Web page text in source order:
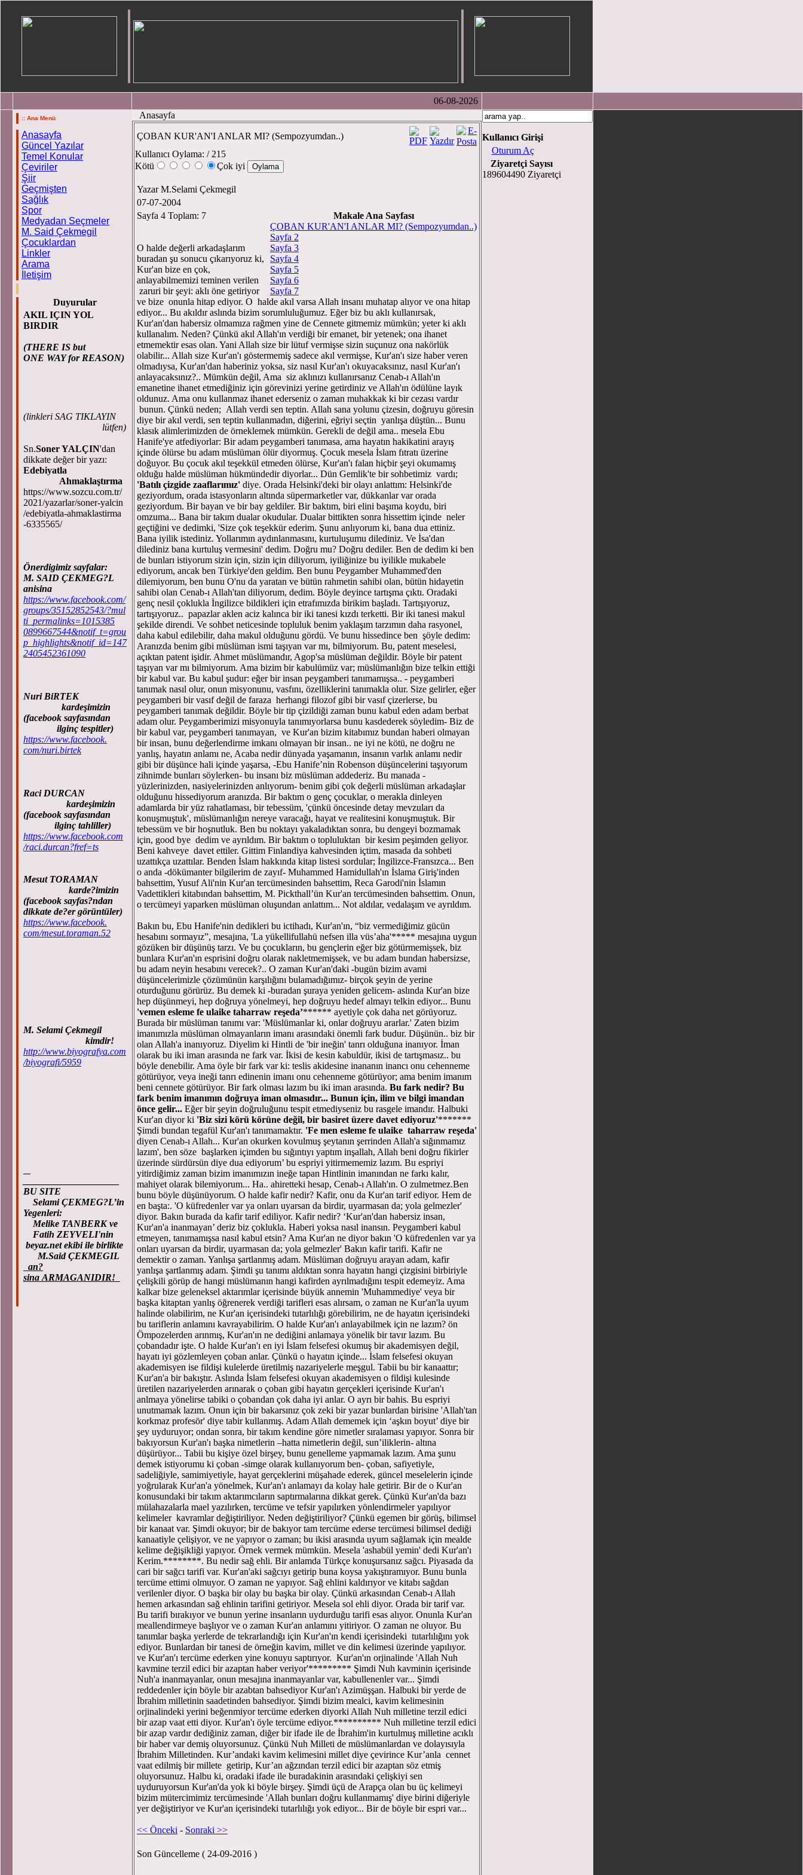
06-08-2026
:: Ana Menü
Anasayfa
Güncel Yazılar
Temel Konular
Çeviriler
Şiir
Geçmişten
Sağlık
Spor
Medyadan Seçmeler
M. Said Çekmegil
Çocuklardan
Linkler
Arama
İletişim
Duyurular
AKIL IÇIN YOL
BIRDIR
(THERE IS but
ONE WAY for REASON)
(linkleri SAG TIKLAYIN
lütfen)
Sn.Soner YALÇIN'dan
dikkate değer bir yazı:
Edebiyatla
Ahmaklaştırma
https://www.sozcu.com.tr/
2021/yazarlar/soner-yalcin
/edebiyatla-ahmaklastirma
-6335565/
Önerdigimiz sayfalar:
M. SAID ÇEKMEG?L
anisina
https://www.facebook.com/
groups/35152852543/?mul
ti_permalinks=1015385
0899667544&notif_t=grou
p_highlights&notif_id=147
2405452361090
Nuri BiRTEK
kardeşimizin
(facebook sayfasından
ilginç tespitler)
https://www.facebook.
com/nuri.birtek
Raci DURCAN
kardeşimizin
(facebook sayfasından
ilginç tahliller)
https://www.facebook.com
/raci.durcan?fref=ts
Mesut TORAMAN
karde?imizin
(facebook sayfas?ndan
dikkate de?er görüntüler)
https://www.facebook.
com/mesut.toraman.52
M. Selami Çekmegil
kimdir!
http://www.biyografya.com
/biyografi/5959
BU SITE
Selami ÇEKMEG?L’in
Yegenleri:
Melike TANBERK ve
Fatih ZEYVELI'nin
beyaz.net ekibi ile birlikte
M.Said ÇEKMEGIL
an?
sina ARMAGANIDIR!
Anasayfa
ÇOBAN KUR'AN'I ANLAR MI? (Sempozyumdan..)
Kullanıcı Oylama: / 215
Kötü
Çok iyi
Yazar M.Selami Çekmegil
07-07-2004
Makale Ana Sayfası
ÇOBAN KUR'AN'I ANLAR MI? (Sempozyumdan..)
Sayfa 2
Sayfa 3
Sayfa 4
Sayfa 5
Sayfa 6
Sayfa 7
Sayfa 4 Toplam: 7
O halde değerli arkadaşlarım
buradan şu sonucu çıkarıyoruz ki,
Kur'an bize en çok,
anlayabilmemizi teminen verilen
zaruri bir şeyi: aklı öne getiriyor
ve bize onunla hitap ediyor. O halde akıl varsa Allah insanı muhatap alıyor ve ona hitap
ediyor... Bu akıldır aslında bizim sorumluluğumuz. Eğer biz bu aklı kullanırsak,
Kur'an'dan habersiz olmamıza rağmen yine de Cennete gitmemiz mümkün; yeter ki aklı
kullanalım. Neden? Çünkü akıl Allah'ın verdiği bir emanet, bir yetenek; ona ihanet
etmemektir esas olan. Yani Allah size bir lütuf vermişse sizin suçunuz ona nakörlük
olabilir... Allah size Kur'an'ı göstermemiş sadece akıl vermişse, Kur'an'ı size haber veren
olmadıysa, Kur'an'dan haberiniz yoksa, siz nasıl Kur'an'ı okuyacaksınız, nasıl Kur'an'ı
anlayacaksınız?.. Mümkün değil, Ama siz aklınızı kullanırsanız Cenab-ı Allah'ın
emanetine ihanet etmediğiniz için görevinizi yerine getirdiniz ve Allah'ın ödülüne layık
oldunuz. Ama onu kullanmaz ihanet ederseniz o zaman muhakkak ki bir cezası vardır
bunun. Çünkü neden; Allah verdi sen teptin. Allah sana yolunu çizesin, doğruyu göresin
diye bir akıl verdi, sen teptin kullanmadın, diğerini, eğriyi seçtin yanlışa düştün... Bunu
klasık alimlerimizden de örneklemek mümkün. Gerekli de değil ama.. mesela Ebu
Hanife'ye atfediyorlar: Bir adam peygamberi tanımasa, ama hayatın hakikatini arayış
içinde ölürse bu adam müslüman ölür diyormuş. Çocuk mesela İslam fıtratı üzerine
doğuyor. Bu çocuk akıl teşekkül etmeden ölürse, Kur'an'ı falan hiçbir şeyi okumamış
olduğu halde müslüman hükmündedir diyorlar... Dün Gemlik'te bir sohbetimiz vardı;
'Batılı çizgide zaaflarımız' diye. Orada Helsinki'deki bir olayı anlattım: Helsinki'de
geziyordum, orada istasyonların altında süpermarketler var, dükkanlar var orada
geziyordum. Bir bayan ve bir bay geldiler. Bir baktım, biri elini başıma koydu, biri
omzuma... Bana bir takım dualar okudular. Dualar bittikten sonra hissettim içinde neler
geçtiğini ve dedimki, 'Size çok teşekkür ederim. Şunu anlıyorum ki, bana dua ettiniz.
Bana iyilik istediniz. Yollarımın aydınlanmasını, kurtuluşumu dilediniz. Ve İsa'dan
dilediniz bana kurtuluş vermesini' dedim. Doğru mu? Doğru dediler. Ben de dedim ki ben
de bunları istiyorum sizin için, sizin için diliyorum, iyiliğinize bu iyilikle mukabele
ediyorum, ancak ben Türkiye'den geldim. Ben bunu Peygamber Muhammed'den
dilemiyorum, ben bunu O'nu da yaratan ve bütün rahmetin sahibi olan, bütün hidayetin
sahibi olan Cenab-ı Allah'tan diliyorum, dedim. Böyle deyince tartışma çıktı. Oradaki
genç nesil çoklukla İngilizce bildikleri için etrafımızda birikim başladı. Tartışıyoruz,
tartışıyoruz.. papazlar aklen aciz kalınca bir iki tanesi kızdı terketti. Bir iki tanesi makul
şekilde direndi. Ve sohbet neticesinde topluluk benim yaklaşım tarzımın daha rasyonel,
daha kabul edilebilir, daha makul olduğunu gördü. Ve bunu hissedince ben şöyle dedim:
Aranızda benim gibi müslüman ismi taşıyan var mı, bilmiyorum. Bu, patent meselesi,
açıktan patent işidir. Ahmet müslümandır, Agop'sa müslüman değildir. Böyle bir patent
taşıyan var mı bilmiyorum. Ama bizim bir kabulümüz var; müslümanlığın bize telkin ettiği
bir kabul var. Bu kabul şudur: eğer bir insan peygamberi tanımamışsa.. - peygamberi
tanımak nasıl olur, onun misyonunu, vasfını, özelliklerini tanımakla olur. Size gelirler, eğer
peygamberi bir vasıf değil de faraza herhangi filozof gibi bir vasıf çizerlerse, bu
peygamberi tanımak değildir. Böyle bir tip çizildiği zaman bunu kabul eden adam berbat
adam olur. Peygamberimizi misyonuyla tanımıyorlarsa bunu kasdederek söyledim- Biz de
bir kabul var, peygamberi tanımayan, ve Kur'an bizim kitabımız bundan haberi olmayan
bir insan, bunu değerlendirme imkanı olmayan bir insan.. ne iyi ne kötü, ne doğru ne
yanlış, hayatın anlamı ne, Acaba nedir dünyada yaşamanın, insanın varlık anlamı nedir
gibi bir düşünce hali içinde yaşarsa, -Ebu Hanife’nin Robenson düşüncelerini taşıyorum
zihnimde bunları söylerken- bu insanı biz müslüman addederiz. Bu manada -
yüzlerinizden, nasiyelerinizden anlıyorum- benim gibi çok değerli müslüman arkadaşlar
olduğunu hissediyorum aranızda. Bir baktım o genç çocuklar, o merakla dinleyen
adamlarda bir yüz rahatlaması, bir tebessüm, 'çünkü öncesinde detay mevzuları da
konuşmuştuk', müslümanlığın nereye varacağı, hayat ve realitesini konuşmuştuk. Bir
tebessüm ve bir hoşnutluk. Ben bu noktayı yakaladıktan sonra, bu dengeyi bozmamak
için, good bye dedim ve ayrıldım. Bir baktım o topluluktan bir kesim peşimden geliyor.
Beni kahveye davet ettiler. Gittim Finlandiya kahvesinden içtim, masada da sohbeti
uzattıkça uzattılar. Benden İslam hakkında kitap listesi sordular; İngilizce-Fransızca... Ben
o anda -dökümanter bilgilerim de zayıf- Muhammed Hamidullah'ın İslama Giriş'inden
bahsettim, Yusuf Ali'nin Kur'an tercümesinden bahsettim, Reca Garodi'nin İslamın
Vadettikleri kitabından bahsettim, M. Pickthall’ün Kur'an tercümesinden bahsettim. Onun,
o tercümeyi yaparken müslüman oluşundan anlattım... Not aldılar, vedalaşım ve ayrıldım.
Bakın bu, Ebu Hanife'nin dedikleri bu ictihadı, Kur'an'ın, “biz vermediğimiz gücün
hesabını sormayız”, mesajına, 'La yükellifullahü nefsen illa vüs’aha'***** mesajına uygun
gözüken bir düşünüş tarzı. Ve bu çocukların, bu gençlerin eğer biz götürmemişsek, biz
bunlara Kur'an'ın esprisini doğru olarak nakletmemişsek, ve bu adam bundan habersizse,
bu adam neyin hesabını verecek?.. O zaman Kur'an'daki -bugün bizim avami
düşüncelerimizle çözümünün karşılığını bulamadığımız- birçok şeyin de yerine
oturduğunu görürüz. Bu demek ki -buradan şuraya yeniden gelicem- aslında Kur'an bize
hep düşünmeyi, hep doğruya yönelmeyi, hep doğruyu hedef almayı telkin ediyor... Bunu
'vemen esleme fe ulaike taharraw reşeda’****** ayetiyle çok daha net görüyoruz.
Burada bir müslüman tanımı var: 'Müslümanlar ki, onlar doğruyu ararlar.' Zaten bizim
imanımızla müslüman olmayanların imanı arasındaki önemli fark budur. Düşünün.. biz bir
olan Allah'a inanıyoruz. Diyelim ki Hintli de 'bir ineğin' tanrı olduğuna inanıyor. İman
olarak bu iki iman arasında ne fark var. İkisi de kesin kabuldür, ikisi de tartışmasız.. bu
böyle denebilir. Ama öyle bir fark var ki: teslis akidesine inananın inancı onu cehenneme
götürüyor, veya ineği tanrı edinenin imanı onu cehenneme götürüyor; ama benim imanım
beni cennete götürüyor. Bir fark olması lazım bu iki iman arasında. Bu fark nedir? Bu
fark benim imanımın doğruya iman olmasıdır... Bunun için, ilim ve bilgi imandan
önce gelir... Eğer bir şeyin doğruluğunu tespit etmediyseniz bu rasgele imandır. Halbuki
Kur'an diyor ki 'Biz sizi körü körüne değil, bir basiret üzere davet ediyoruz'*******
Şimdi bundan tegafül Kur'an'ı tanımamaktır. 'Fe men esleme fe ulaike taharraw reşeda'
diyen Cenab-ı Allah... Kur'an okurken kovulmuş şeytanın şerrinden Allah'a sığınmamız
lazım', ben söze başlarken içimden bu sığıntıyı yaptım inşallah, Allah beni doğru fikirler
üzerinde sürdürsün diye dua ediyorum’ bu espriyi yitirmememiz lazım. Bu espriyi
yitirdiğimiz zaman bizim imanımızın ineğe tapan Hintlinin imanından ne farkı kalır,
mahiyet olarak bilemiyorum... Ha.. ahiretteki hesap, Cenab-ı Allah'ın. O zulmetmez.Ben
bunu böyle düşünüyorum. O halde kafir nedir? Kafir, onu da Kur'an tarif ediyor. Hem de
en başta:. 'O küfredenler var ya onları uyarsan da birdir, uyarmasan da; yola gelmezler'
diyor. Bakın burada da kafir tarif ediliyor. Kafir nedir? ‘Kur'an'dan habersiz insan,
Kur'an'a inanmayan’ deriz biz çoklukla. Haberi yoksa nasıl inansın. Peygamberi kabul
etmeyen, tanımamışsa nasıl kabul etsin? Ama Kur'an ne diyor bakın 'O küfredenlen var ya
onları uyarsan da birdir, uyarmasan da; yola gelmezler' Bakın kafir tarifi. Kafir ne
demektir o zaman. Yanlışa şartlanmış adam. Müslüman doğruyu arayan adam, kafir
yanlışa şartlanmış adam. Şimdi şu tanımı aldıktan sonra hayatın hangi çizgisini birbiriyle
çelişkili görüp de hangi müslümanın hangi kafirden ayrılmadığını tespit edemeyiz. Ama
kalkar bize geleneksel aktarımlar içerisinde büyük annemin 'Muhammediye' veya bir
başka kitaptan yanlış öğrenerek verdiği tarifleri esas alırsam, o zaman ne Kur'an'la uyum
halinde olabilirim, ne Kur'an içerisindeki tutarlılığı görebilirim, ne de hayatın içerisindeki
bu tariflerin anlamını kavrayabilirim. O halde Kur'an'ı anlayabilmek için ne lazım? ön
Ömpozelerden arınmış, Kur'an'ın ne dediğini anlamaya yönelik bir tavır lazım. Bu
çobandadır işte. O halde Kur'an'ı en iyi İslam felsefesi okumuş bir akademisyen değil,
hayatı iyi gözlemleyen çoban anlar. Çünkü o hayatın içinde... İslam felsefesi okuyan
akademisyen ise fildişi kulelerde üretilmiş nazariyelerle meşgul. Tabii bu bir kanaattır;
Kur'an'a bir bakıştır. Aslında İslam felsefesi okuyan akademisyen o fildişi kulesinde
üretilen nazariyelerden arınarak o çoban gibi hayatın gerçekleri içerisinde Kur'an'ı
anlmaya yönelirse tabiki o çobandan çok daha iyi anlar. O ayrı bir bahis. Bu espriyi
unutmamak lazım. Onun için bir bakarsınız çok zeki bir yazar bunlardan birisine 'Allah'tan
korkmaz profesör' diye tabir kullanmış. Adam Allah dememek için ‘aşkın boyut’ diye bir
şey uyduruyor; ondan sonra, bir takım kendine göre nimetler sıralaması yapıyor. Sonra bir
bakıyorsun Kur'an'ı başka nimetlerin –hatta nimetlerin değil, sun’iliklerin- altına
düşürüyor... Tabii bu kişiye özel birşey, bunu genelleme yapmamak lazım. Ama şunu
demek istiyorumu ki çoban -simge olarak kullanıyorum ben- çoban, safiyetiyle,
sadeliğiyle, samimiyetiyle, hayat gerçeklerini müşahade ederek, güncel meselelerin içinde
yoğrularak Kur'an'a yönelmek, Kur'an'ı anlamayı da kolay hale getirir. Bir de o Kur'an
konusundaki bir takım aktarımcıların saptırmalarına dikkat gerek. Çünkü Kur'an'da bazı
mülahazalarla mael yazılırken, tercüme ve tefsir yapılırken yönlendirmeler yapılıyor
kelimeler kavramlar değiştiriliyor. Neden değiştiriliyor? Çünkü egemen bir görüş, bilimsel
bir kanaat var. Şimdi okuyor; bir de bakıyor tam tercüme ederse tercümesi bilimsel dediği
kanaatiyle çelişiyor, ve ne yapıyor o zaman; bu ikisi arasında uyum sağlamak için mealde
kelime değişikliği yapıyor. Örnek vermek mümkün. Mesela 'ashabül yemin' dedi Kur'an'ı
Kerim.********. Bu nedir sağ ehli. Bir anlamda Türkçe konuşursanız sağcı. Piyasada da
cari bir sağcı tarifi var. Kur'an'aki sağcıyı getirip buna koysa yakıştıramıyor. Bunu bunla
tercüme ettimi olmuyor. O zaman ne yapıyor. Sağ ehlini kaldırıyor ve kitabı sağdan
verilenler diyor. O başka bir olay bu başka bir olay. Çünkü arkasından Cenab-ı Allah
hemen arkasından sağ ehlinin tarifini getiriyor. Mesela sol ehli diyor. Orada bir tarif var.
Bu tarifi bırakıyor ve bunun yerine insanların uydurduğu tarifi esas alıyor. Onunla Kur'an
meallendirmeye başlıyor ve o zaman Kur'an anlamını yitiriyor. O zaman ne oluyor. Bu
tanımlar başka yerlerde de tekrarlandığı için Kur'an'ın kendi içerisindeki tutarlılığını yok
ediyor. Bunlardan bir tanesi de örneğin kavim, millet ve din kelimesi üzerinde yapılıyor.
ve Kur'an'ı tercüme ederken yine konuyu saptırıyor. Kur'an'ın orjinalinde 'Allah Nuh
kavmine terzil edici bir azaptan haber veriyor'********* Şimdi Nuh kavminin içerisinde
Nuh'a inanmayanlar, onun mesajına inanmayanlar var, kabullenenler var... Şimdi
reddedenler için böyle bir azabtan bahsediyor Kur'an'ı Azimüşşan. Halbuki bir yerde de
İbrahim milletinin saadetinden bahsediyor. Şimdi bizim mealci, kavim kelimesinin
orjinalindeki yerini beğenmiyor tercüme ederken diyorki Allah Nuh milletine terzil edici
bir azap vaat etti diyor. Kur'an'ı öyle tercüme ediyor.********** Nuh milletine terzil edici
bir azap vardır dediğiniz zaman, diğer bir ifade ile de İbrahim'in kurtulmuş milletine acıklı
bir haber var demiş oluyorsunuz. Çünkü Nuh Milleti de müslümanlardan ve dolayısıyla
İbrahim Milletinden. Kur’andaki kavim kelimesini millet diye çevirince Kur’anla cennet
vaat edilmiş bir millete getirip, Kur’an ağzından terzil edici bir azaptan söz etmiş
oluyorsunuz. Halbu ki, oradaki ifade ile buradakinin arasındaki çelişkiyi sen
uyduruyorsun Kur'an'da yok ki böyle birşey. Şimdi üçü de Arapça olan bu üç kelimeyi
bizim mütercimimiz tercümesinde 'Allah bunları doğru kullanmamış' diye birini diğeriyle
yer değiştiriyor ve Kur'an içerisindeki tutarlılığı yok ediyor... Bir de böyle bir espri var...
<< Önceki - Sonraki >>
Son Güncelleme ( 24-09-2016 )
Kullanıcı Girişi
Oturum Aç
Ziyaretçi Sayısı
189604490 Ziyaretçi